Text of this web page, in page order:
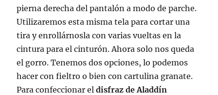
pierna derecha del pantalón a modo de parche.
Utilizaremos esta misma tela para cortar una
tira y enrollárnosla con varias vueltas en la
cintura para el cinturón. Ahora solo nos queda
el gorro. Tenemos dos opciones, lo podemos
hacer con fieltro o bien con cartulina granate.
Para confeccionar el disfraz de Aladdín